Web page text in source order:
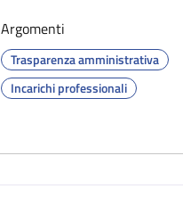
Argomenti
Trasparenza amministrativa
Incarichi professionali